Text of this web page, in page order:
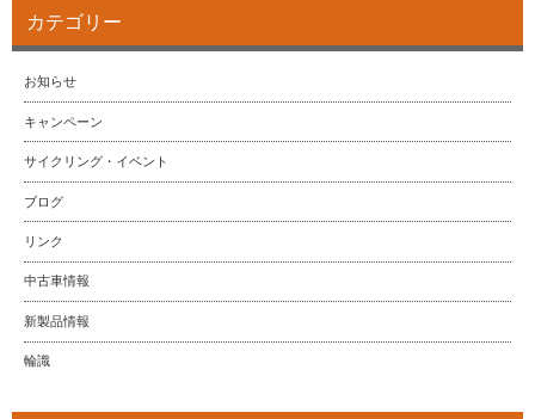
カテゴリー
お知らせ
キャンペーン
サイクリング・イベント
ブログ
リンク
中古車情報
新製品情報
輪識